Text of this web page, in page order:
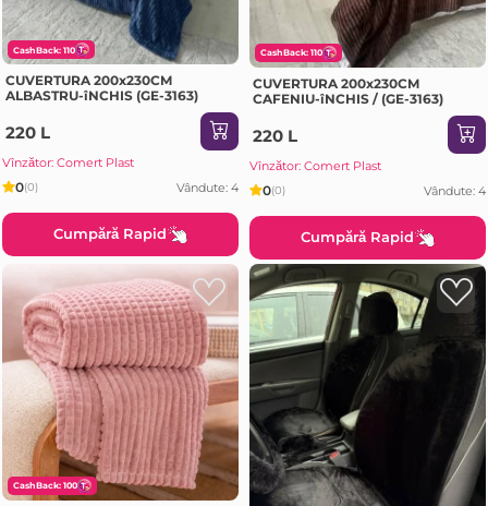
CashBack: 110
CUVERTURA 200x230CM
ALBASTRU-îNCHIS (GE-3163)
220 L
Vînzător: Comert Plast
0(0) Vândute: 4
Cumpără Rapid
CashBack: 110
CUVERTURA 200x230CM
CAFENIU-îNCHIS / (GE-3163)
220 L
Vînzător: Comert Plast
0(0) Vândute: 4
Cumpără Rapid
CashBack: 100